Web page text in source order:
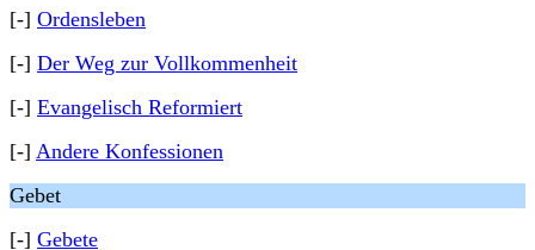
[-] Ordensleben
[-] Der Weg zur Vollkommenheit
[-] Evangelisch Reformiert
[-] Andere Konfessionen
Gebet
[-] Gebete